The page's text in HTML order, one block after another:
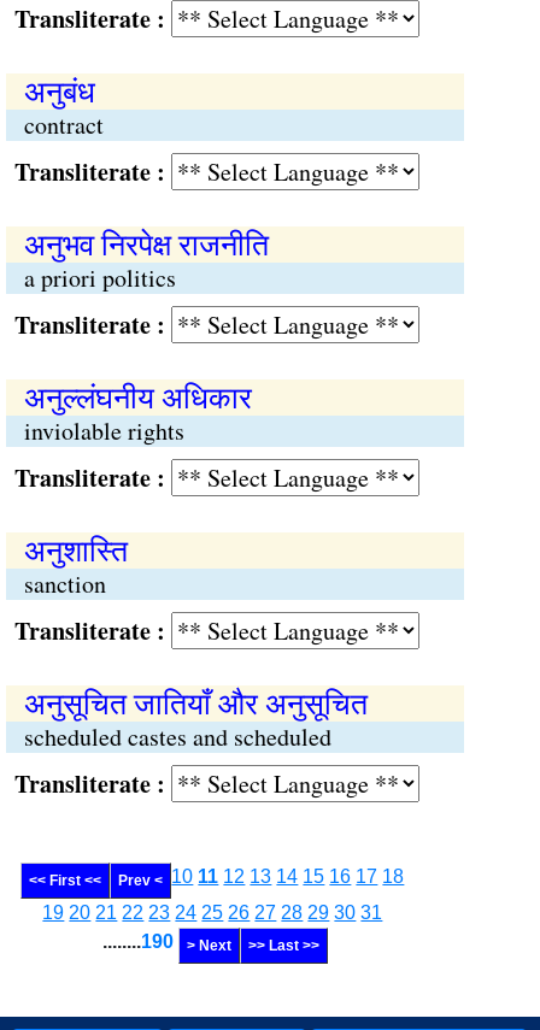
:
अनुबंध
contract
:
अनुभव निरपेक्ष राजनीति
a priori politics
:
अनुल्लंघनीय अधिकार
inviolable rights
:
अनुशास्ति
sanction
:
अनुसूचित जातियाँ और अनुसूचित
scheduled castes and scheduled
:
<< First << Prev < 10 11 12 13 14 15 16 17 18
19 20 21 22 23 24 25 26 27 28 29 30 31
........190 > Next >> Last >>